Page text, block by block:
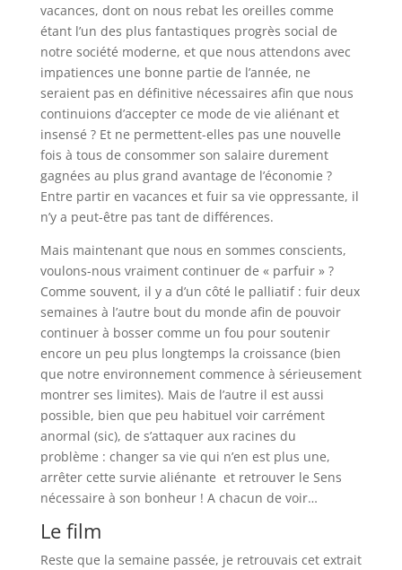
vacances, dont on nous rebat les oreilles comme
étant l’un des plus fantastiques progrès social de
notre société moderne, et que nous attendons avec
impatiences une bonne partie de l’année, ne
seraient pas en définitive nécessaires afin que nous
continuions d’accepter ce mode de vie aliénant et
insensé ? Et ne permettent-elles pas une nouvelle
fois à tous de consommer son salaire durement
gagnées au plus grand avantage de l’économie ?
Entre partir en vacances et fuir sa vie oppressante, il
n’y a peut-être pas tant de différences.
Mais maintenant que nous en sommes conscients,
voulons-nous vraiment continuer de « parfuir » ?
Comme souvent, il y a d’un côté le palliatif : fuir deux
semaines à l’autre bout du monde afin de pouvoir
continuer à bosser comme un fou pour soutenir
encore un peu plus longtemps la croissance (bien
que notre environnement commence à sérieusement
montrer ses limites). Mais de l’autre il est aussi
possible, bien que peu habituel voir carrément
anormal (sic), de s’attaquer aux racines du
problème : changer sa vie qui n’en est plus une,
arrêter cette survie aliénante et retrouver le Sens
nécessaire à son bonheur ! A chacun de voir…
Le film
Reste que la semaine passée, je retrouvais cet extrait